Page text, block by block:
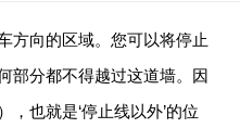
方向的区域。您可以将停止
部分都不得越过这道墙。因
，也就是‘停止线以外’的位